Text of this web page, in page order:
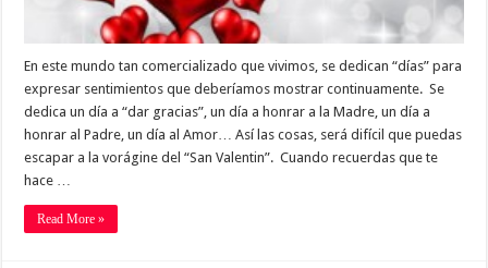
En este mundo tan comercializado que vivimos, se dedican “días” para
expresar sentimientos que deberíamos mostrar continuamente. Se
dedica un día a “dar gracias”, un día a honrar a la Madre, un día a
honrar al Padre, un día al Amor… Así las cosas, será difícil que puedas
escapar a la vorágine del “San Valentin”. Cuando recuerdas que te
hace …
Read More »